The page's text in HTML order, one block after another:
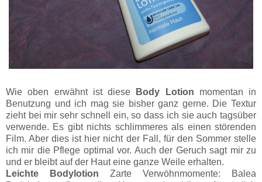
Wie oben erwähnt ist diese Body Lotion momentan in
Benutzung und ich mag sie bisher ganz gerne. Die Textur
zieht bei mir sehr schnell ein, so dass ich sie auch tagsüber
verwende. Es gibt nichts schlimmeres als einen störenden
Film. Aber dies ist hier nicht der Fall, für den Sommer stelle
ich mir die Pflege optimal vor. Auch der Geruch sagt mir zu
und er bleibt auf der Haut eine ganze Weile erhalten.
Leichte Bodylotion Zarte Verwöhnmomente: Balea